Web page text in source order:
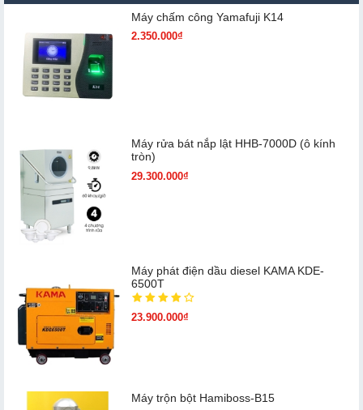
Máy chấm cô​ng Yamafuji K14
2.350.000₫
Máy rửa bát nắp lật HHB-7000D (ô kính
tròn)
29.300.000₫
Máy phát điện dầu diesel KAMA KDE-
6500T
23.900.000₫
Máy trộn bột Hamiboss-B15